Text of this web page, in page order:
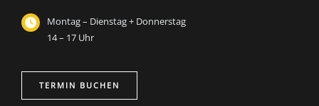
Montag – Dienstag + Donnerstag
14 – 17 Uhr
TERMIN BUCHEN